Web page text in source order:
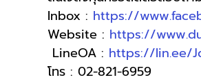
Inbox : https://
Website : https://
LineOA : https://lin.ee/
โทร : 02-821-6959